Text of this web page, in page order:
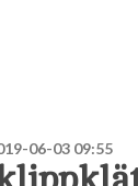
06-03 09:55